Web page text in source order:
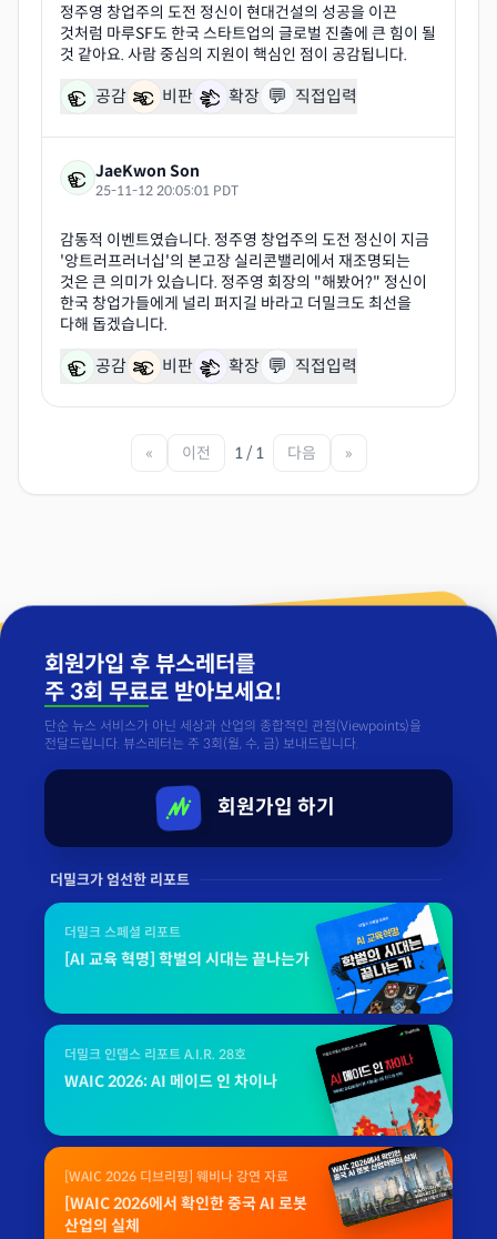
정주영 창업주의 도전 정신이 현대건설의 성공을 이끈
것처럼 마루SF도 한국 스타트업의 글로벌 진출에 큰 힘이 될
공감 비판 확장 💬 직접입력
JaeKwon Son
25-11-12 20:05:01 PDT
감동적 이벤트였습니다. 정주영 창업주의 도전 정신이 지금
'앙트러프러너십'의 본고장 실리콘밸리에서 재조명되는
것은 큰 의미가 있습니다. 정주영 회장의 "해봤어?" 정신이
한국 창업가들에게 널리 퍼지길 바라고 더밀크도 최선을
공감 비판 확장 💬 직접입력
« 이전 1 / 1 다음 »
회원가입 후 뷰스레터를
주 3회 무료로 받아보세요!
단순 뉴스 서비스가 아닌 세상과 산업의 종합적인 관점(Viewpoints)을
전달드립니다. 뷰스레터는 주 3회(월, 수, 금) 보내드립니다.
회원가입 하기
더밀크가 엄선한 리포트
더밀크 스페셜 리포트
[AI 교육 혁명] 학벌의 시대는 끝나는가
더밀크 인뎁스 리포트 A.I.R. 28호
WAIC 2026: AI 메이드 인 차이나
[WAIC 2026 디브리핑] 웨비나 강연 자료
[WAIC 2026에서 확인한 중국 AI 로봇
산업의 실체